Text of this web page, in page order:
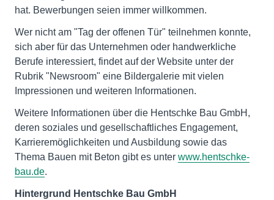
hat. Bewerbungen seien immer willkommen.
Wer nicht am "Tag der offenen Tür" teilnehmen konnte,
sich aber für das Unternehmen oder handwerkliche
Berufe interessiert, findet auf der Website unter der
Rubrik "Newsroom" eine Bildergalerie mit vielen
Impressionen und weiteren Informationen.
Weitere Informationen über die Hentschke Bau GmbH,
deren soziales und gesellschaftliches Engagement,
Karrieremöglichkeiten und Ausbildung sowie das
Thema Bauen mit Beton gibt es unter www.hentschke-
bau.de.
Hintergrund Hentschke Bau GmbH